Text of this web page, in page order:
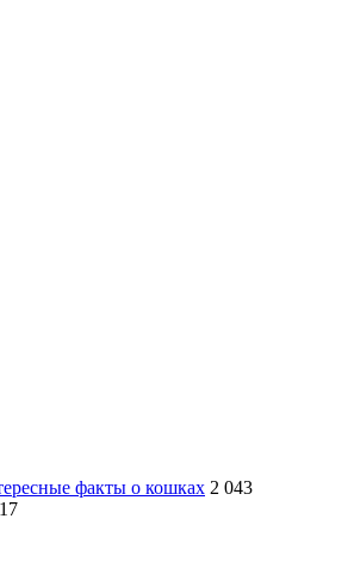
факты о кошках 2 043